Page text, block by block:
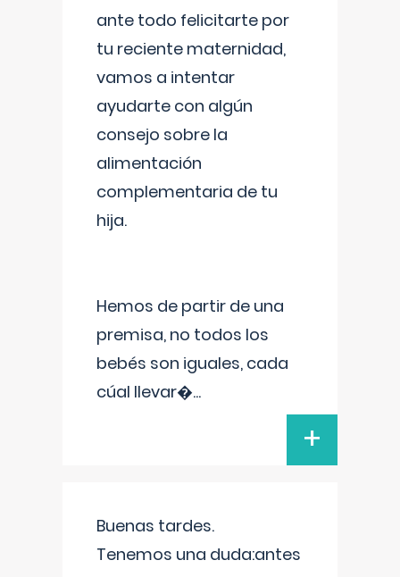
ante todo felicitarte por
tu reciente maternidad,
vamos a intentar
ayudarte con algún
consejo sobre la
alimentación
complementaria de tu
hija.
Hemos de partir de una
premisa, no todos los
bebés son iguales, cada
cúal llevar�...
+
Buenas tardes.
Tenemos una duda:antes